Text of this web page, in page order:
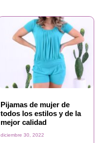
Pijamas de mujer de
todos los estilos y de la
mejor calidad
diciembre 30, 2022